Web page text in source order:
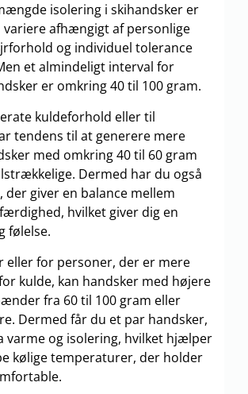
isolering i skihandsker er
variere afhængigt af personlige
og individuel tolerance
et almindeligt interval for
er omkring 40 til 100 gram.
kuldeforhold eller til
tendens til at generere mere
med omkring 40 til 60 gram
Dermed har du også
der giver en balance mellem
hvilket giver dig en
følelse.
eller for personer, der er mere
kulde, kan handsker med højere
fra 60 til 100 gram eller
Dermed får du et par handsker,
varme og isolering, hvilket hjælper
kølige temperaturer, der holder